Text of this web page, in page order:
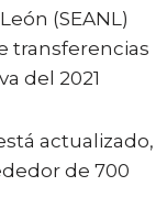
(SEANL)
transferencias
del 2021
actualizado,
de 700